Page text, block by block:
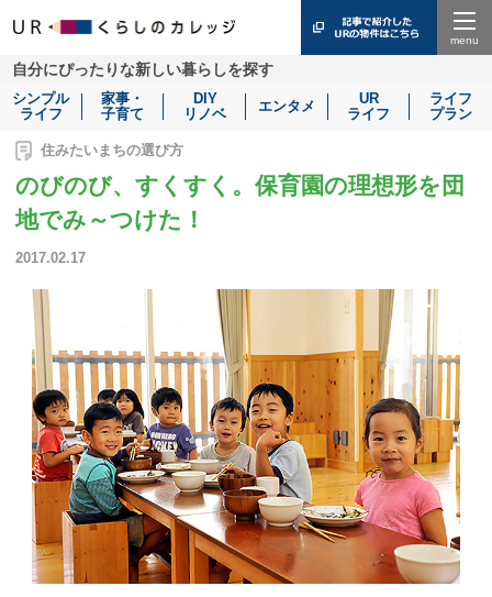
自分にぴったりな新しい暮らしを探す
シンプル
ライフ
家事・
子育て
DIY
リノベ
エンタメ
UR
ライフ
ライフ
プラン
住みたいまちの選び方
のびのび、すくすく。保育園の理想形を団
地でみ～つけた！
2017.02.17